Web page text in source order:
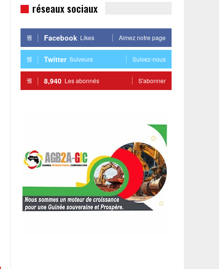
réseaux sociaux
Facebook Likes Aimez notre page
Twitter Suiveurs Suivez-nous
8,940 Les abonnés S'abonner